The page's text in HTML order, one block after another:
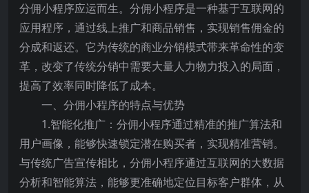
分佣小程序应运而生。分佣小程序是一种基于互联网的
应用程序，通过线上推广和商品销售，实现销售佣金的
分成和返还。它为传统的商业分销模式带来革命性的变
革，改变了传统分销中需要大量人力物力投入的局面，
提高了效率同时降低了成本。
一、分佣小程序的特点与优势
1.智能化推广：分佣小程序通过精准的推广算法和
用户画像，能够快速锁定潜在购买者，实现精准营销。
与传统广告宣传相比，分佣小程序通过互联网的大数据
分析和智能算法，能够更准确地定位目标客户群体，从